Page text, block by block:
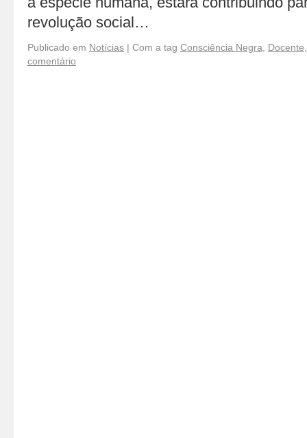
revolução social…
Publicado em Notícias | Com a tag Consciência Negra Docente
comentário